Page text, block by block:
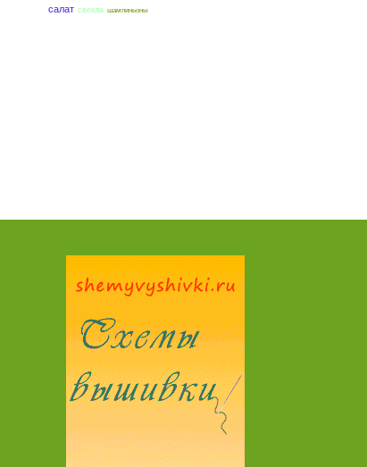
салат свекла шампиньоны
Пирог рыбный (с брюшками семги)